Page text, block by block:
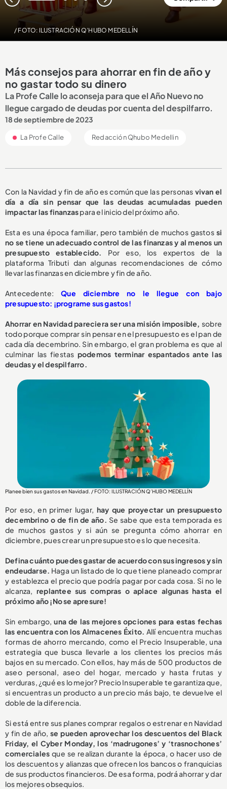
/ FOTO: ILUSTRACIÓN Q’HUBO MEDELLÍN
Más consejos para ahorrar en fin de año y
no gastar todo su dinero
La Profe Calle lo aconseja para que el Año Nuevo no
llegue cargado de deudas por cuenta del despilfarro.
18 de septiembre de 2023
La Profe Calle Redacción Qhubo Medellin
Con la Navidad y fin de año es común que las personas vivan el
día a día sin pensar que las deudas acumuladas pueden
impactar las finanzaspara el inicio del próximo año.
Esta es una época familiar, pero también de muchos gastos si
no se tiene un adecuado control de las finanzas y al menos un
presupuesto establecido. Por eso, los expertos de la
plataforma Tributi dan algunas recomendaciones de cómo
llevar las finanzas en diciembre y fin de año.
Antecedente:Que diciembre no le llegue con bajo
presupuesto: ¡programe sus gastos!
Ahorrar en Navidad pareciera ser una misión imposible, sobre
todo porque comprar sin pensar en el presupuesto es el pan de
cada día decembrino. Sin embargo, el gran problema es que al
culminar las fiestas podemos terminar espantados ante las
deudas y el despilfarro.
Planee bien sus gastos en Navidad. / FOTO: ILUSTRACIÓN Q’HUBO MEDELLÍN
Por eso, en primer lugar, hay que proyectar un presupuesto
decembrino o de fin de año. Se sabe que esta temporada es
de muchos gastos y si aún se pregunta cómo ahorrar en
diciembre, pues crear un presupuesto es lo que necesita.
Defina cuánto puedes gastar de acuerdo con sus ingresos y sin
endeudarse. Haga un listado de lo que tiene planeado comprar
y establezca el precio que podría pagar por cada cosa. Si no le
alcanza, replantee sus compras o aplace algunas hasta el
próximo año ¡No se apresure!
Sin embargo, una de las mejores opciones para estas fechas
las encuentra con los Almacenes Éxito. Allí encuentra muchas
formas de ahorro mercando, como el Precio Insuperable, una
estrategia que busca llevarle a los clientes los precios más
bajos en su mercado. Con ellos, hay más de 500 productos de
aseo personal, aseo del hogar, mercado y hasta frutas y
verduras, ¿qué es lo mejor? Precio Insuperable te garantiza que,
si encuentras un producto a un precio más bajo, te devuelve el
doble de la diferencia.
Si está entre sus planes comprar regalos o estrenar en Navidad
y fin de año,se pueden aprovechar los descuentos del Black
Friday, el Cyber Monday, los ‘madrugones’ y ‘trasnochones’
comercialesque se realizan durante la época, o hacer uso de
los descuentos y alianzas que ofrecen los bancos o franquicias
de sus productos financieros. De esa forma, podrá ahorrar y dar
los mejores obsequios.